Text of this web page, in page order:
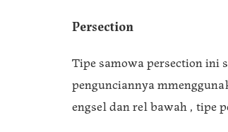
Persection
Tipe samowa persection ini
pengunciannya
engsel dan rel bawah , tipe